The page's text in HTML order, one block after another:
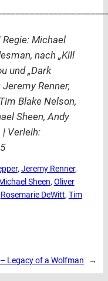
Regie: Michael
nach „Kill
und „Dark
Renner,
Blake Nelson,
Sheen, Andy
| Verleih:
, Jeremy Renner
Sheen, Oliver
Rosemarie DeWitt, Tim
Legacy of a Wolfman →